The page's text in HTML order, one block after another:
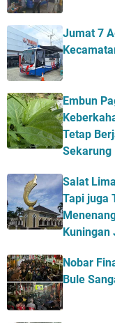
Jumat 7
Embun
Tetap
Sekarung
Salat
Tapi juga
Kuningan
Nobar
Bule